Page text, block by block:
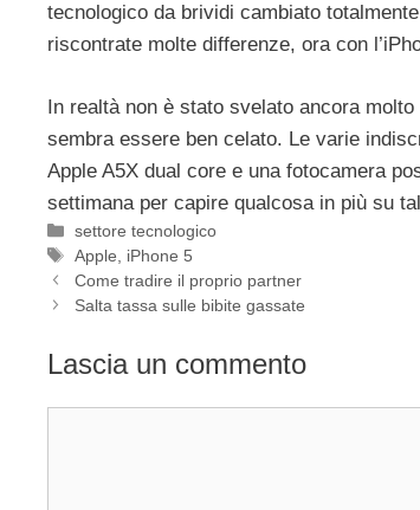
tecnologico da brividi cambiato
riscontrate molte differenze, ora con
In realtà non è stato svelato ancora
sembra essere ben celato. Le varie
Apple A5X dual core e una fotocamera
settimana per capire qualcosa in più su
Categorie
settore tecnologico
Tag
Apple
iPhone 5
Come tradire il proprio partner
Salta tassa sulle bibite gassate
Lascia un commento